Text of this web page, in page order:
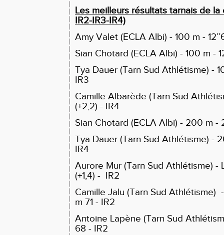
Les meilleurs résultats tarnais de la
IR2-IR3-IR4)
Amy Valet (ECLA Albi) - 100 m -
Sian Chotard (ECLA Albi) - 100 m -
Tya Dauer (Tarn Sud Athlétisme) -
IR3
Camille Albarède (Tarn Sud
(+2,2) - IR4
Sian Chotard (ECLA Albi) - 200 m -
Tya Dauer (Tarn Sud Athlétisme) -
IR4
Aurore Mur (Tarn Sud Athlétisme) -
(+1,4) - IR2
Camille Jalu (Tarn Sud
m 71 - IR2
Antoine Lapène (Tarn Sud
68 - IR2